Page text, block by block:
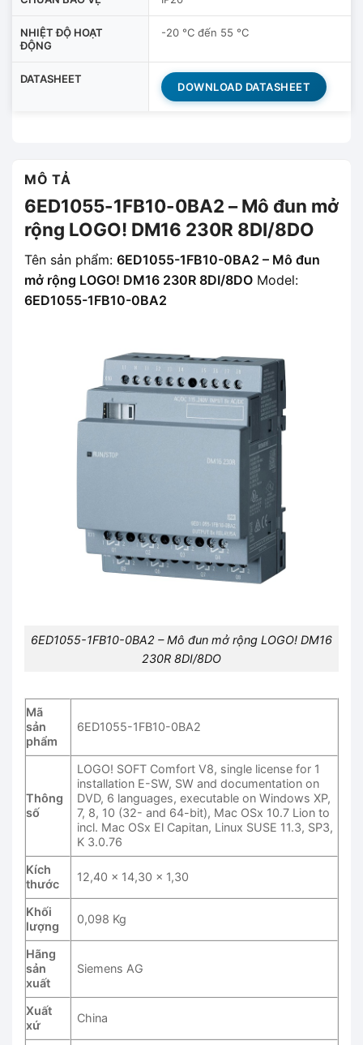
NHIỆT ĐỘ HOẠT
ĐỘNG
-20 °C đến 55 °C
DATASHEET
DOWNLOAD DATASHEET
MÔ TẢ
6ED1055-1FB10-0BA2 – Mô đun mở
rộng LOGO! DM16 230R 8DI/8DO
Tên sản phẩm: 6ED1055-1FB10-0BA2 – Mô đun
mở rộng LOGO! DM16 230R 8DI/8DO Model:
6ED1055-1FB10-0BA2
6ED1055-1FB10-0BA2 – Mô đun mở rộng LOGO! DM16
230R 8DI/8DO
Mã
sản
phẩm
6ED1055-1FB10-0BA2
Thông
số
LOGO! SOFT Comfort V8, single license for 1
installation E-SW, SW and documentation on
DVD, 6 languages, executable on Windows XP,
7, 8, 10 (32- and 64-bit), Mac OSx 10.7 Lion to
incl. Mac OSx El Capitan, Linux SUSE 11.3, SP3,
K 3.0.76
Kích
thước
12,40 x 14,30 x 1,30
Khối
lượng
0,098 Kg
Hãng
sản
xuất
Siemens AG
Xuất
xứ
China